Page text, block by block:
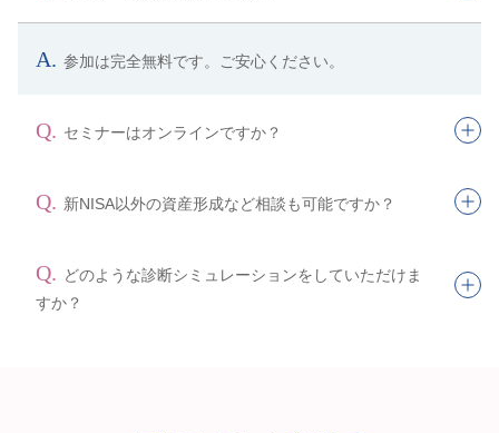
参加は完全無料です。ご安心ください。
セミナーはオンラインですか？
新NISA以外の資産形成など相談も可能ですか？
どのような診断シミュレーションをしていただけま
すか？